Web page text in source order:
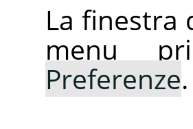
La finestra
menu
Preferenze.